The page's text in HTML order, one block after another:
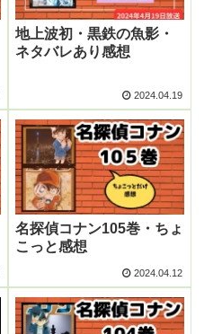
地上波初・黒鉄の魚影・
ネタバレあり感想
2024.04.19
名探偵コナン105巻・ちょ
こっと感想
2024.04.12